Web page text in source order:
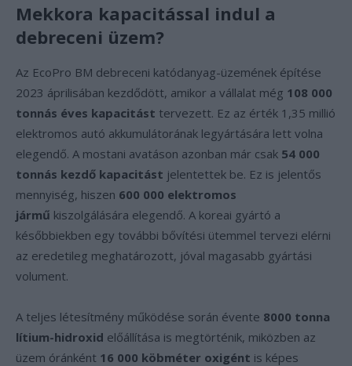
Mekkora kapacitással indul a
debreceni üzem?
Az EcoPro BM debreceni katódanyag-üzemének építése
2023 áprilisában kezdődött, amikor a vállalat még 108 000
tonnás éves kapacitást tervezett. Ez az érték 1,35 millió
elektromos autó akkumulátorának legyártására lett volna
elegendő. A mostani avatáson azonban már csak 54 000
tonnás kezdő kapacitást jelentettek be. Ez is jelentős
mennyiség, hiszen 600 000 elektromos
jármű kiszolgálására elegendő. A koreai gyártó a
későbbiekben egy további bővítési ütemmel tervezi elérni
az eredetileg meghatározott, jóval magasabb gyártási
volument.
A teljes létesítmény működése során évente 8000 tonna
lítium-hidroxid előállítása is megtörténik, miközben az
üzem óránként 16 000 köbméter oxigént is képes